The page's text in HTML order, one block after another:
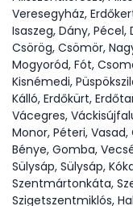
Veresegyház,
Isaszeg, Dány, Pécel,
Csörög, Csömör,
Mogyoród, Fót,
Kisnémedi,
Kálló, Erdőkürt,
Vácegres,
Monor, Péteri,
Bénye, Gomba,
Sülysáp, Sülysáp,
Szentmártonkáta,
Szigetszentmiklós,